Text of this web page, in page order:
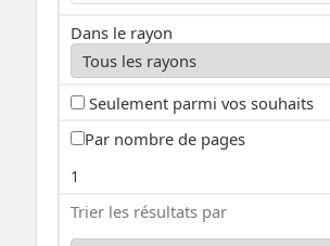
Dans le rayon
Seulement parmi vos souhaits
Par nombre de pages
1
Trier les résultats par